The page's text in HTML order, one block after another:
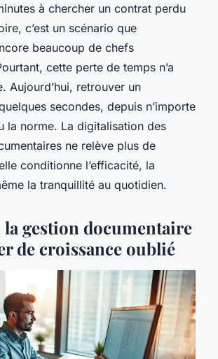
à chercher un contrat perdu
c’est un scénario que
beaucoup de chefs
cette perte de temps n’a
Aujourd’hui, retrouver un
secondes, depuis n’importe
la norme. La digitalisation des
ne relève plus de
conditionne l’efficacité, la
la tranquillité au quotidien.
gestion documentaire
de croissance oublié